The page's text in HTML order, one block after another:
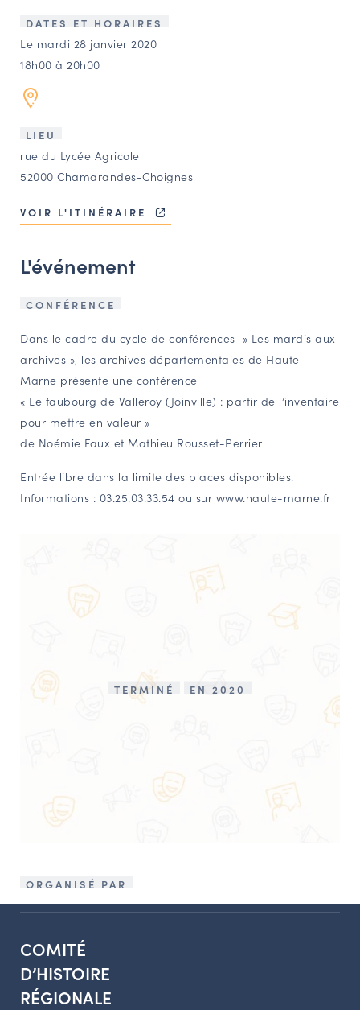
CONTACT
Agenda
Annuaire
Ressources
OFFRES D’EMPLOI ET DE STAGE
OUTILS EN LIGNE
Espace acteurs
NAVIGATION FILTRÉE « ACTEURS »
PORTAIL CULTURE
Comité d'Histoire Régionale
Service Inventaire et Patrimoines de la Région Grand Est
Amateurs d’histoire et de patrimoine
Responsables de structures
DATES ET HORAIRES
Le mardi 28 janvier 2020
18h00 à 20h00
LIEU
rue du Lycée Agricole
52000 Chamarandes-Choignes
VOIR L'ITINÉRAIRE
L'événement
CONFÉRENCE
Dans le cadre du cycle de conférences » Les mardis aux
archives », les archives départementales de Haute-
Marne présente une conférence
« Le faubourg de Valleroy (Joinville) : partir de l’inventaire
pour mettre en valeur »
de Noémie Faux et Mathieu Rousset-Perrier
Entrée libre dans la limite des places disponibles.
Informations : 03.25.03.33.54 ou sur www.haute-marne.fr
TERMINÉ EN 2020
ORGANISÉ PAR
COMITÉ
D’HISTOIRE
RÉGIONALE